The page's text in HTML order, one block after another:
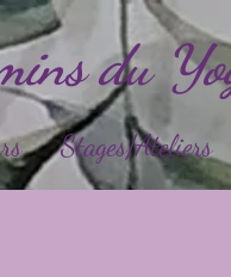
du
Stages/Ateliers